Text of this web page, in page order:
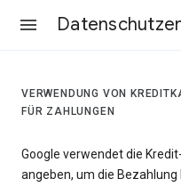
VERWENDUNG VON
FÜR ZAHLUNGEN
Google verwendet die
angeben, um die